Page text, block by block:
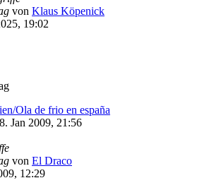
von Klaus Köpenick
19:02
Ola de frio en españa
Jan 2009, 21:56
von El Draco
12:29